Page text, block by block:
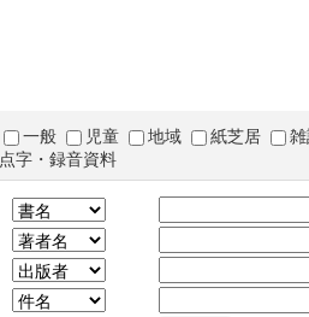
一般 児童 地域 紙芝居
点字・録音資料